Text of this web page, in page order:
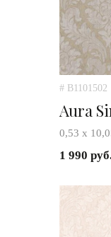
# B1101502
Aura
0,53 х
1 990